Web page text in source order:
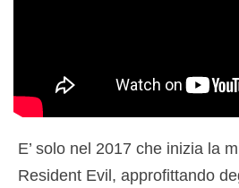
E’ solo nel 2017 che inizia la
Resident Evil, approfittando